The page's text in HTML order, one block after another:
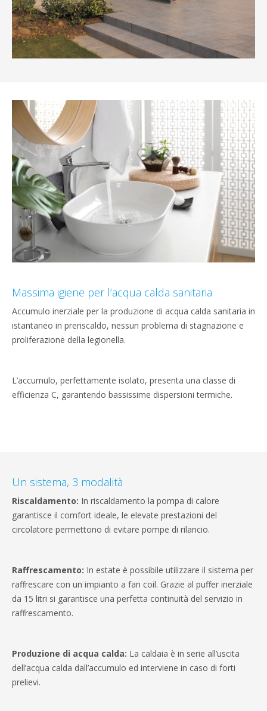
Massima igiene per l’acqua calda sanitaria
Accumulo inerziale per la produzione di acqua calda sanitaria in
istantaneo in preriscaldo, nessun problema di stagnazione e
proliferazione della legionella.
L’accumulo, perfettamente isolato, presenta una classe di
efficienza C, garantendo bassissime dispersioni termiche.
Un sistema, 3 modalità
Riscaldamento: In riscaldamento la pompa di calore
garantisce il comfort ideale, le elevate prestazioni del
circolatore permettono di evitare pompe di rilancio.
Raffrescamento: In estate è possibile utilizzare il sistema per
raffrescare con un impianto a fan coil. Grazie al puffer inerziale
da 15 litri si garantisce una perfetta continuità del servizio in
raffrescamento.
Produzione di acqua calda: La caldaia è in serie all’uscita
dell’acqua calda dall’accumulo ed interviene in caso di forti
prelievi.